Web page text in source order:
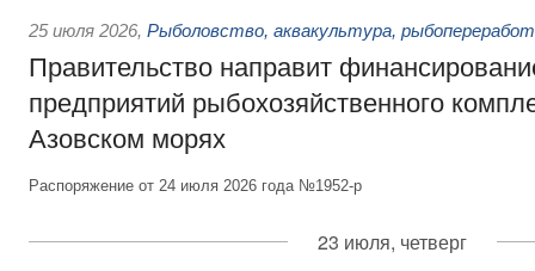
25 июля 2026, Рыболовство, аквакультура,
Правительство направит
предприятий рыбохозяйственного
Азовском морях
Распоряжение от 24 июля 2026 года №1952-р
23 июля, четверг